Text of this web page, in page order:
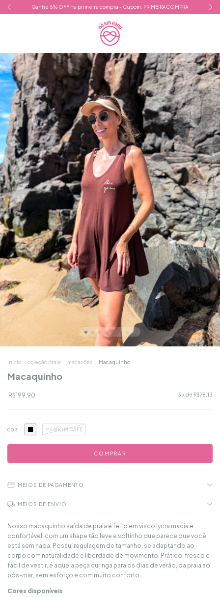
Ganhe 5% OFF na primeira compra - Cupom: PRIMEIRACOMPRA
Início coleção praia macacões Macaquinho
Macaquinho
R$199,90 3 x de R$78,13
COR MARROM CAFÉ
MEIOS DE PAGAMENTO
MEIOS DE ENVIO
Nosso macaquinho saída de praia é feito em visco lycra macia e
confortável, com um shape tão leve e soltinho que parece que você
está sem nada. Possui regulagem de tamanho, se adaptando ao
corpo com naturalidade e liberdade de movimento. Prático, fresco e
fácil de vestir, é aquela peça curinga para os dias de verão, da praia ao
pós-mar, sem esforço e com muito conforto.
Cores disponíveis